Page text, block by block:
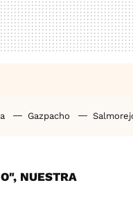
Gazpacho
NUESTRA